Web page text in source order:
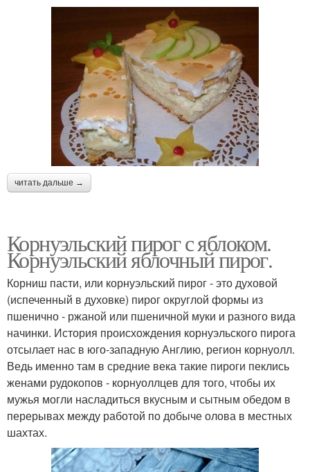
читать дальше →
Корнуэльский пирог с яблоком.
Корнуэльский яблочный пирог.
Корниш пасти, или корнуэльский пирог - это духовой
(испеченный в духовке) пирог округлой формы из
пшенично - ржаной или пшеничной муки и разного вида
начинки. История происхождения корнуэльского пирога
отсылает нас в юго-западную Англию, регион корнуолл.
Ведь именно там в средние века такие пироги пеклись
женами рудокопов - корнуоллцев для того, чтобы их
мужья могли насладиться вкусным и сытным обедом в
перерывах между работой по добыче олова в местных
шахтах.